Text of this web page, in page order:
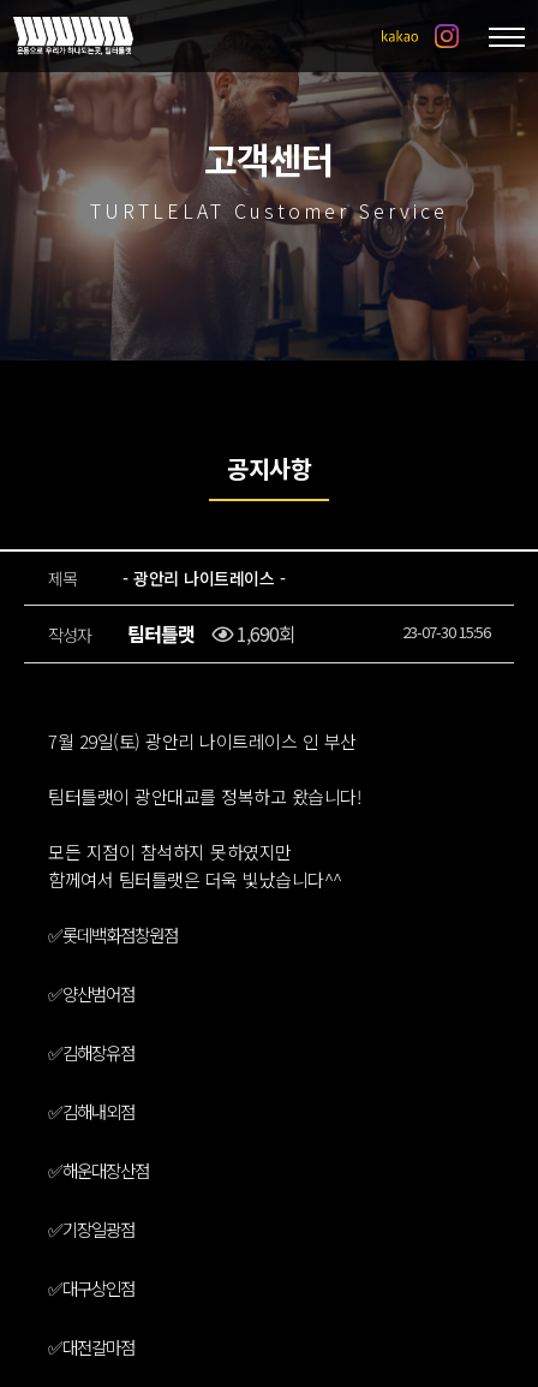
고객센터
TURTLELAT Customer Service
공지사항
제목 - 광안리 나이트레이스 -
작성자 팀터틀랫 1,690회 23-07-30 15:56
7월 29일(토) 광안리 나이트레이스 인 부산
팀터틀랫이 광안대교를 정복하고 왔습니다!
모든 지점이 참석하지 못하였지만
함께여서 팀터틀랫은 더욱 빛났습니다^^
✅️롯데백화점창원점
✅️양산범어점
✅️김해장유점
✅️김해내외점
✅️해운대장산점
✅️기장일광점
✅️대구상인점
✅️대전갈마점